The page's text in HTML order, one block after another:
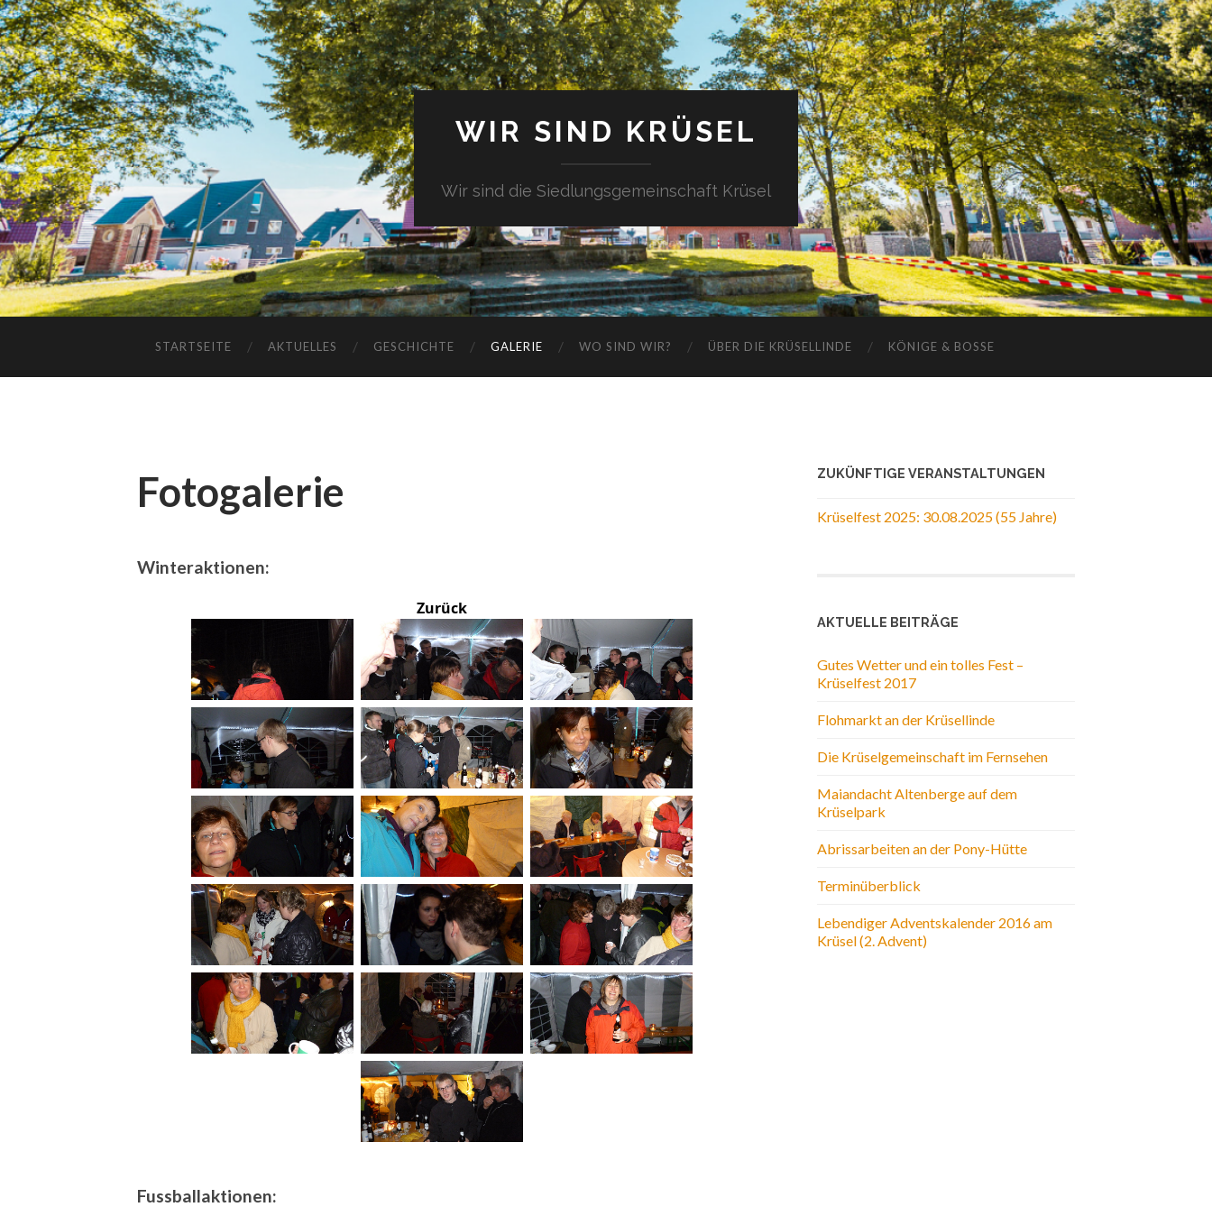
WIR SIND KRÜSEL
Wir sind die Siedlungsgemeinschaft Krüsel
STARTSEITE AKTUELLES GESCHICHTE GALERIE WO SIND WIR? ÜBER DIE KRÜSELLINDE KÖNIGE & BOSSE
Fotogalerie
Winteraktionen:
Zurück
Fussballaktionen:
ZUKÜNFTIGE VERANSTALTUNGEN
Krüselfest 2025: 30.08.2025 (55 Jahre)
AKTUELLE BEITRÄGE
Gutes Wetter und ein tolles Fest –
Krüselfest 2017
Flohmarkt an der Krüsellinde
Die Krüselgemeinschaft im Fernsehen
Maiandacht Altenberge auf dem
Krüselpark
Abrissarbeiten an der Pony-Hütte
Terminüberblick
Lebendiger Adventskalender 2016 am
Krüsel (2. Advent)